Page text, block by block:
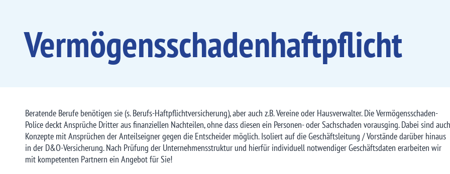
Vermögens­schaden­haftpflicht
Beratende Berufe benötigen sie (s. Berufs-Haftpflichtversicherung), aber auch z.B. Vereine oder Hausverwalter. Die Vermögensschaden-
Police deckt Ansprüche Dritter aus finanziellen Nachteilen, ohne dass diesen ein Personen- oder Sachschaden vorausging. Dabei sind auch
Konzepte mit Ansprüchen der Anteilseigner gegen die Entscheider möglich. Isoliert auf die Geschäftsleitung / Vorstände darüber hinaus
in der D&O-Versicherung. Nach Prüfung der Unternehmensstruktur und hierfür individuell notwendiger Geschäftsdaten erarbeiten wir
mit kompetenten Partnern ein Angebot für Sie!